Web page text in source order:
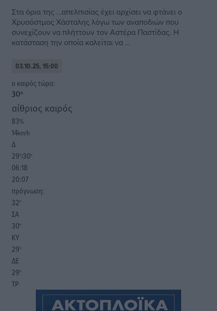
Στα όρια της …απελπισίας έχει αρχίσει να φτάνει ο
Χρυσόστμος Χάσταλης λόγω των αναποδιών που
συνεχίζουν να πλήττουν τον Αστέρα Παστίδας. Η
κατάσταση την οποία καλείται να ...
03.10.25, 15:00
o καιρός τώρα:
30°
αίθριος καιρός
83%
14km/h
Δ
29°/30°
06:18
20:07
πρόγνωση:
32°
ΣΑ
30°
ΚΥ
29°
ΔΕ
29°
ΤΡ